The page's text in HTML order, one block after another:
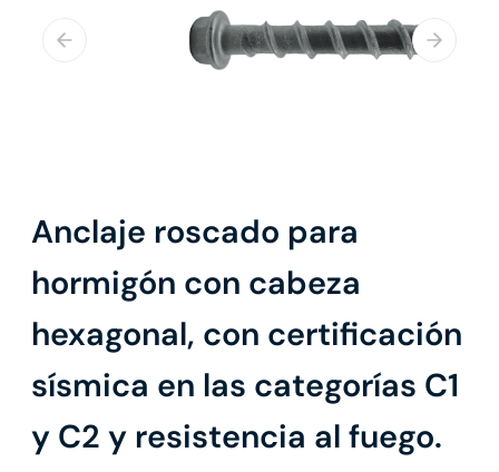
Anclaje roscado para
hormigón con cabeza
hexagonal, con certificación
sísmica en las categorías C1
y C2 y resistencia al fuego.